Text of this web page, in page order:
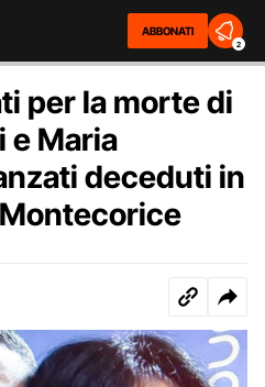
ABBONATI
2
per la morte di
e Maria
deceduti in